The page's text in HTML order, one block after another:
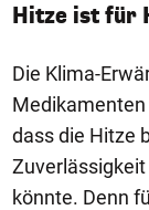
Hitze ist für
Die Klima-
dass die Hitze
könnte. Denn